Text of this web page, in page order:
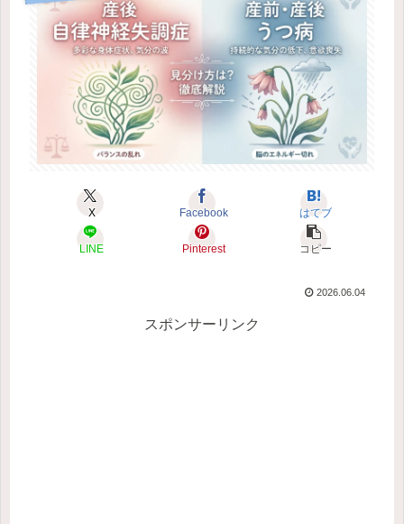
X Facebook はてブ
LINE Pinterest コピー
2026.06.04
スポンサーリンク